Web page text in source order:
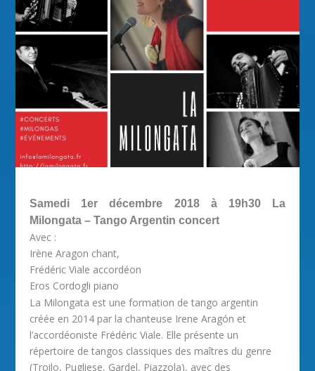
Samedi 1er décembre 2018 à 19h30
La
Milongata – Tango Argentin concert
Avec :
Irène Aragon chant,
Frédéric Viale accordéon
Eros Cordogli piano
La Milongata est une formation de tango argentin
créée en 2014 par la chanteuse Irene Aragón et
l’accordéoniste Frédéric Viale. Elle présente un
répertoire de tangos classiques des maîtres du genre
(Troilo, Pugliese, Gardel, Piazzola), avec des